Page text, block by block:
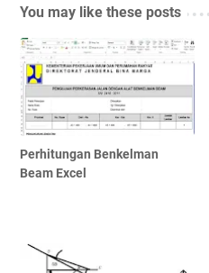
You may like these posts
Perhitungan Benkelman
Beam Excel